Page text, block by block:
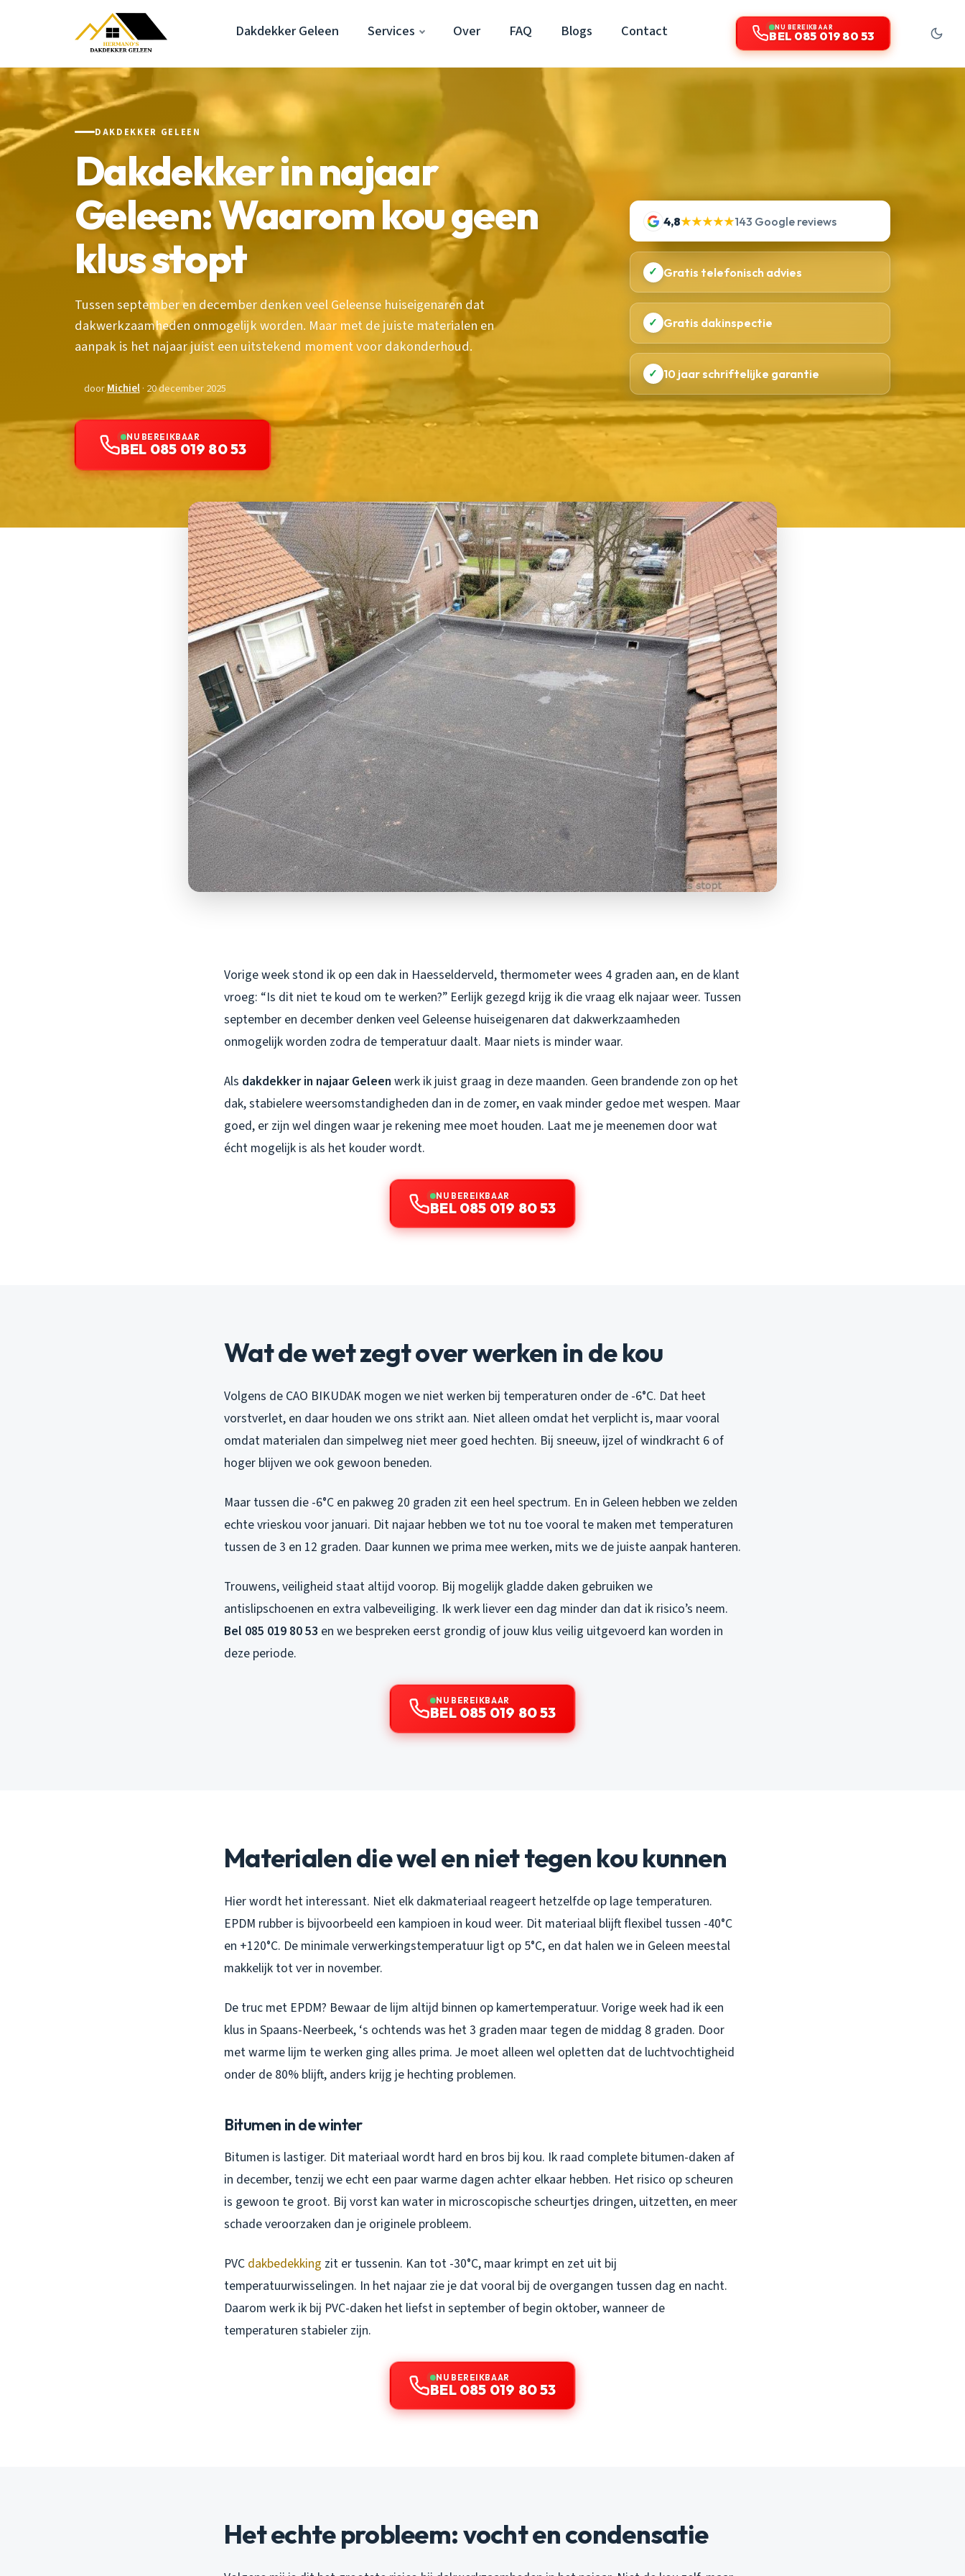
Dakdekker Geleen Services Over FAQ Blogs Contact NU BEREIKBAAR
BEL 085 019 80 53
DAKDEKKER GELEEN
Dakdekker in najaar
Geleen: Waarom kou geen
klus stopt
Tussen september en december denken veel Geleense huiseigenaren dat
dakwerkzaamheden onmogelijk worden. Maar met de juiste materialen en
aanpak is het najaar juist een uitstekend moment voor dakonderhoud.
doorMichiel· 20 december 2025
NU BEREIKBAAR
BEL 085 019 80 53
4,8★★★★★143 Google reviews
✓ Gratis telefonisch advies
✓ Gratis dakinspectie
✓ 10 jaar schriftelijke garantie
Vorige week stond ik op een dak in Haesselderveld, thermometer wees 4 graden aan, en de klant
vroeg: “Is dit niet te koud om te werken?” Eerlijk gezegd krijg ik die vraag elk najaar weer. Tussen
september en december denken veel Geleense huiseigenaren dat dakwerkzaamheden
onmogelijk worden zodra de temperatuur daalt. Maar niets is minder waar.
Als dakdekker in najaar Geleen werk ik juist graag in deze maanden. Geen brandende zon op het
dak, stabielere weersomstandigheden dan in de zomer, en vaak minder gedoe met wespen. Maar
goed, er zijn wel dingen waar je rekening mee moet houden. Laat me je meenemen door wat
écht mogelijk is als het kouder wordt.
NU BEREIKBAAR
BEL 085 019 80 53
Wat de wet zegt over werken in de kou
Volgens de CAO BIKUDAK mogen we niet werken bij temperaturen onder de -6°C. Dat heet
vorstverlet, en daar houden we ons strikt aan. Niet alleen omdat het verplicht is, maar vooral
omdat materialen dan simpelweg niet meer goed hechten. Bij sneeuw, ijzel of windkracht 6 of
hoger blijven we ook gewoon beneden.
Maar tussen die -6°C en pakweg 20 graden zit een heel spectrum. En in Geleen hebben we zelden
echte vrieskou voor januari. Dit najaar hebben we tot nu toe vooral te maken met temperaturen
tussen de 3 en 12 graden. Daar kunnen we prima mee werken, mits we de juiste aanpak hanteren.
Trouwens, veiligheid staat altijd voorop. Bij mogelijk gladde daken gebruiken we
antislipschoenen en extra valbeveiliging. Ik werk liever een dag minder dan dat ik risico’s neem.
Bel 085 019 80 53 en we bespreken eerst grondig of jouw klus veilig uitgevoerd kan worden in
deze periode.
NU BEREIKBAAR
BEL 085 019 80 53
Materialen die wel en niet tegen kou kunnen
Hier wordt het interessant. Niet elk dakmateriaal reageert hetzelfde op lage temperaturen.
EPDM rubber is bijvoorbeeld een kampioen in koud weer. Dit materiaal blijft flexibel tussen -40°C
en +120°C. De minimale verwerkingstemperatuur ligt op 5°C, en dat halen we in Geleen meestal
makkelijk tot ver in november.
De truc met EPDM? Bewaar de lijm altijd binnen op kamertemperatuur. Vorige week had ik een
klus in Spaans-Neerbeek, ‘s ochtends was het 3 graden maar tegen de middag 8 graden. Door
met warme lijm te werken ging alles prima. Je moet alleen wel opletten dat de luchtvochtigheid
onder de 80% blijft, anders krijg je hechting problemen.
Bitumen in de winter
Bitumen is lastiger. Dit materiaal wordt hard en bros bij kou. Ik raad complete bitumen-daken af
in december, tenzij we echt een paar warme dagen achter elkaar hebben. Het risico op scheuren
is gewoon te groot. Bij vorst kan water in microscopische scheurtjes dringen, uitzetten, en meer
schade veroorzaken dan je originele probleem.
PVC dakbedekking zit er tussenin. Kan tot -30°C, maar krimpt en zet uit bij
temperatuurwisselingen. In het najaar zie je dat vooral bij de overgangen tussen dag en nacht.
Daarom werk ik bij PVC-daken het liefst in september of begin oktober, wanneer de
temperaturen stabieler zijn.
NU BEREIKBAAR
BEL 085 019 80 53
Het echte probleem: vocht en condensatie